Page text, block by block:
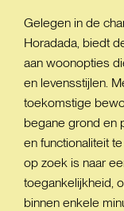
Gelegen in de
Horadada, biedt
aan woonopties
en levensstijlen.
toekomstige
begane grond en
en functionaliteit
op zoek is naar
toegankelijkheid,
binnen enkele